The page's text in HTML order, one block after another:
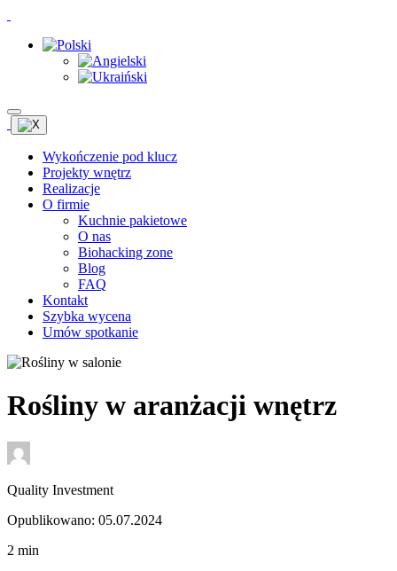
Wykończenie pod klucz
Projekty wnętrz
Realizacje
O firmie
Kuchnie pakietowe
O nas
Biohacking zone
Blog
FAQ
Kontakt
Szybka wycena
Umów spotkanie
Rośliny w aranżacji wnętrz
Quality Investment
Opublikowano: 05.07.2024
2 min